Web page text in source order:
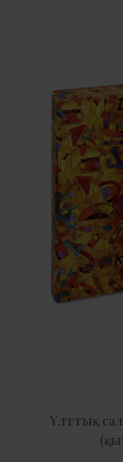
Ұлттық